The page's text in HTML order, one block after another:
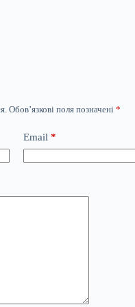
Обов’язкові поля позначені *
Email *